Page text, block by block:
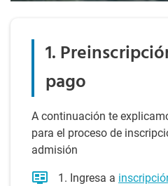
1.
pago
A continuación te
para el proceso de
admisión
1. Ingresa a